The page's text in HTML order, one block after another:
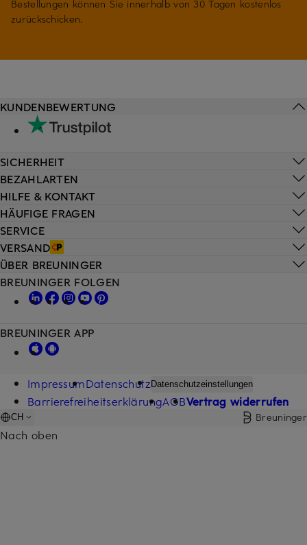
Bestellungen können Sie innerhalb von 30 Tagen kostenlos
zurückschicken.
HILFE & KONTAKT
HÄUFIGE FRAGEN
SERVICE
VERSAND
KUNDENBEWERTUNG
SICHERHEIT
BEZAHLARTEN
ÜBER BREUNINGER
BREUNINGER FOLGEN
BREUNINGER APP
ImpressumDatenschutz Datenschutzeinstellungen
BarrierefreiheitserklärungAGBVertrag widerrufen
CH Breuninger
Nach oben